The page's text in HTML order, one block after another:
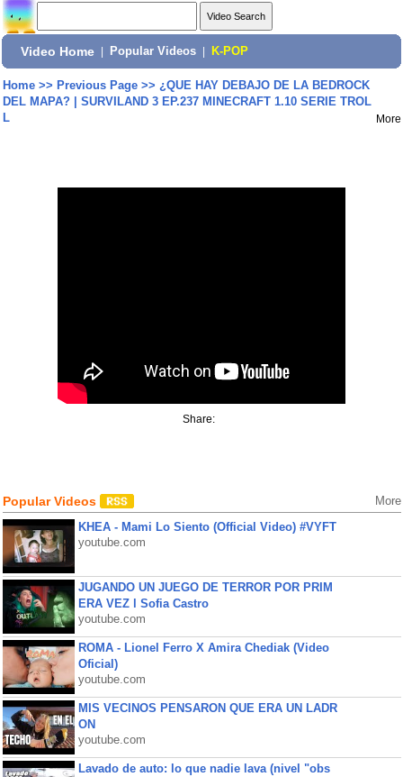
Video Home Popular Videos K-POP
Home>> Previous Page>> ¿QUE HAY DEBAJO DE LA BEDROCK
DEL MAPA? | SURVILAND 3 EP.237 MINECRAFT 1.10 SERIE TROL
L
More
Share:
Popular Videos More
KHEA - Mami Lo Siento (Official Video) #VYFT
youtube.com
JUGANDO UN JUEGO DE TERROR POR PRIM
ERA VEZ l Sofia Castro
youtube.com
ROMA - Lionel Ferro X Amira Chediak (Video
Oficial)
youtube.com
MIS VECINOS PENSARON QUE ERA UN LADR
ON
youtube.com
Lavado de auto: lo que nadie lava (nivel "obs